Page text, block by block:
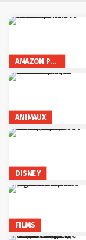
AMAZON PRIME VIDEO
ANIMAUX
DISNEY
FILMS